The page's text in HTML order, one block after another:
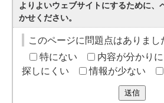
よりよいウェブサイトにするために、
かせください。
このページに問題点はありまし
特にない
内容が分かり
探しにくい
情報が少ない
送信